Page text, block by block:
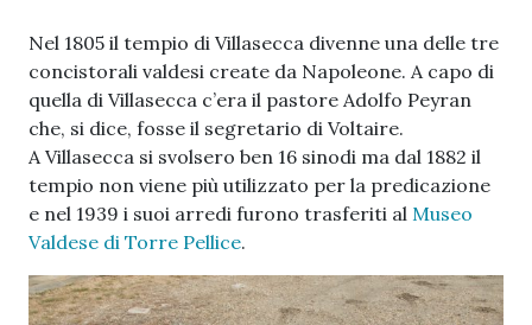
Nel 1805 il tempio di Villasecca divenne una delle tre
concistorali valdesi create da Napoleone. A capo di
quella di Villasecca c’era il pastore Adolfo Peyran
che, si dice, fosse il segretario di Voltaire.
A Villasecca si svolsero ben 16 sinodi ma dal 1882 il
tempio non viene più utilizzato per la predicazione
e nel 1939 i suoi arredi furono trasferiti al Museo
Valdese di Torre Pellice.